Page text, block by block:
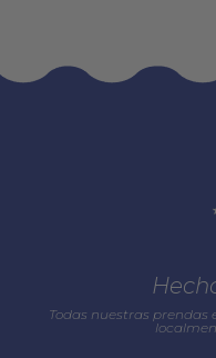
Todas nuestras prendas